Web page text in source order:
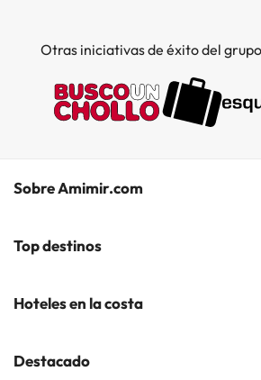
Otras iniciativas de éxito del
Sobre Amimir.com
¿Quiénes somos?
Gestionar mi reserva
Top destinos
Hoteles en Salou
Hoteles en Andorra la Vella
Hoteles en la costa
Hoteles en la Costa Azahar
Destacado